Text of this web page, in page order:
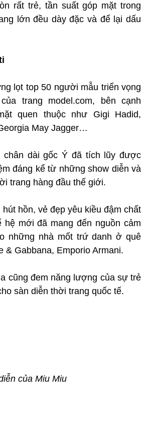
rất trẻ, tần suất góp mặt trong
lớn đều dày đặc và để lại dấu
lọt top 50 người mẫu triển vọng
trang model.com, bên cạnh
quen thuộc như Gigi Hadid,
May Jagger…
chân dài gốc Ý đã tích lũy được
đáng kể từ những show diễn và
trang hàng đầu thế giới.
hồn, vẻ đẹp yêu kiều đậm chất
hệ mới đã mang đến nguồn cảm
những nhà mốt trứ danh ở quê
& Gabbana, Emporio Armani.
cũng đem năng lượng của sự trẻ
sàn diễn thời trang quốc tế.
của Miu Miu